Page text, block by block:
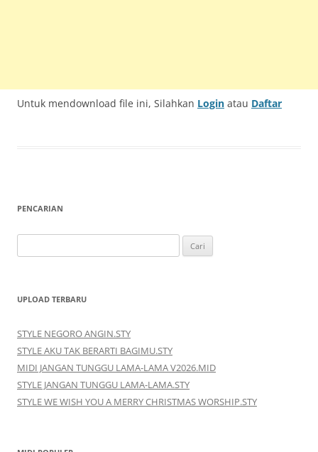
Untuk mendownload file ini, Silahkan Login atau Daftar
PENCARIAN
untuk:
UPLOAD TERBARU
STYLE NEGORO ANGIN.STY
STYLE AKU TAK BERARTI BAGIMU.STY
MIDI JANGAN TUNGGU LAMA-LAMA V2026.MID
STYLE JANGAN TUNGGU LAMA-LAMA.STY
STYLE WE WISH YOU A MERRY CHRISTMAS WORSHIP.STY